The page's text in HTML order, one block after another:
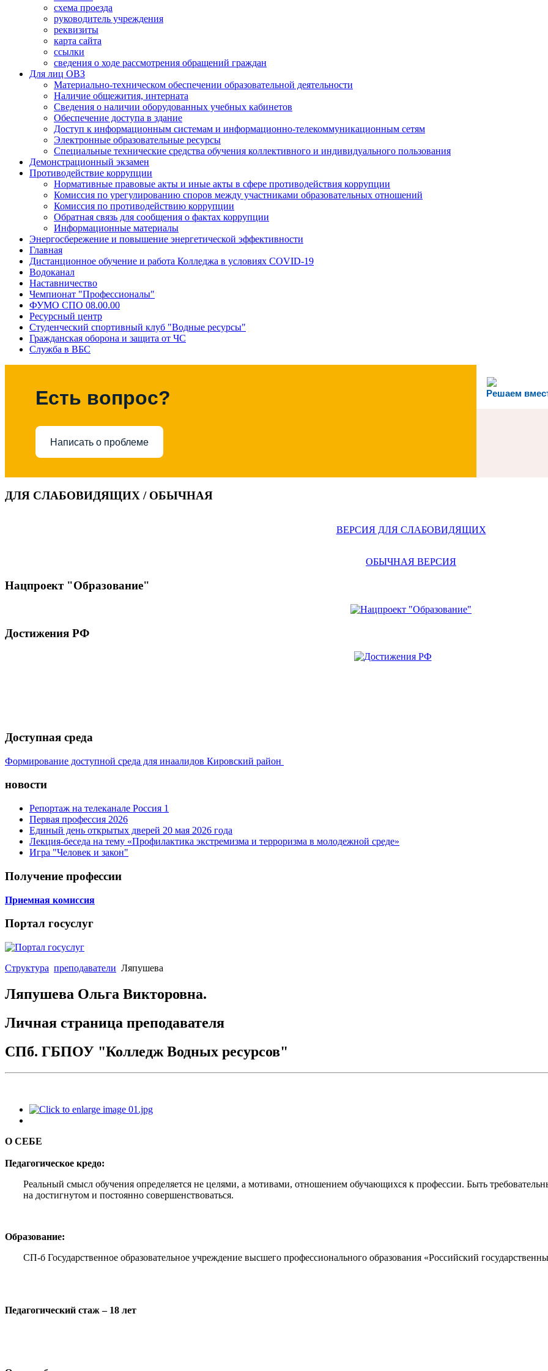
схема проезда
руководитель учреждения
реквизиты
карта сайта
ссылки
сведения о ходе рассмотрения обращений граждан
Для лиц ОВЗ
Материально-техническом обеспечении образовательной деятельности
Наличие общежития, интерната
Сведения о наличии оборудованных учебных кабинетов
Обеспечение доступа в здание
Доступ к информационным системам и информационно-телекоммуникационным сетям
Электронные образовательные ресурсы
Специальные технические средства обучения коллективного и индивидуального пользования
Демонстрационный экзамен
Противодействие коррупции
Нормативные правовые акты и иные акты в сфере противодействия коррупции
Комиссия по урегулированию споров между участниками образовательных отношений
Комиссия по противодействию коррупции
Обратная связь для сообщения о фактах коррупции
Информационные материалы
Энергосбережение и повышение энергетической эффективности
Главная
Дистанционное обучение и работа Колледжа в условиях COVID-19
Водоканал
Наставничество
Чемпионат "Профессионалы"
ФУМО СПО 08.00.00
Ресурсный центр
Студенческий спортивный клуб "Водные ресурсы"
Гражданская оборона и защита от ЧС
Служба в ВБС
Решаем
Есть вопрос?
Написать о проблеме
ДЛЯ СЛАБОВИДЯЩИХ / ОБЫЧНАЯ
ВЕРСИЯ ДЛЯ СЛАБОВИДЯЩИХ
ОБЫЧНАЯ ВЕРСИЯ
Нацпроект "Образование"
Достижения РФ
Доступная среда
Формирование доступной среда для инаалидов Кировский район
новости
Репортаж на телеканале Россия 1
Первая профессия 2026
Единый день открытых дверей 20 мая 2026 года
Лекция-беседа на тему «Профилактика экстремизма и терроризма в молодежной среде»
Игра "Человек и закон"
Получение профессии
Приемная комиссия
Портал госуслуг
Структура преподаватели Ляпушева
Ляпушева Ольга Викторовна.
Личная страница преподавателя
СПб. ГБПОУ "Колледж Водных ресурсов"
О СЕБЕ
Педагогическое кредо:
Реальный смысл обучения определяется не целями, а мотивами, отношением обучающихся к профессии. Быть
на достигнутом и постоянно совершенствоваться.
Образование:
СП-б Государственное образовательное учреждение высшего профессионального образования «Российский
Педагогический стаж – 18 лет